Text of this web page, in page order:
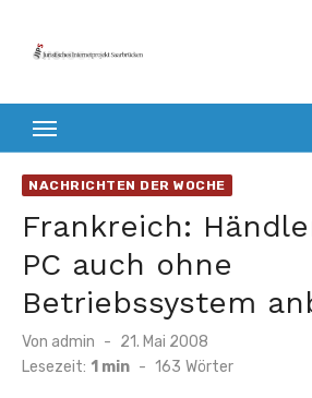
Inhalt
NACHRICHTEN DER WOCHE
Frankreich:
PC auch ohne
Betriebssystem
Von admin
Veröffentlicht
am
21. Mai 2008
Lesezeit: 1 min - 163 Wörter